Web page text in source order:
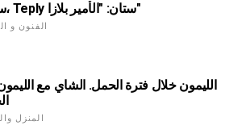
سينما، Teply ستان: "الأمير بلازا"
الفنون و
الليمون خلال فترة الحمل. الشاي مع
المنزل